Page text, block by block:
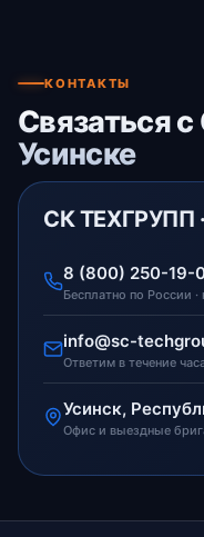
КОНТАКТЫ
Связаться
Усинске
СК ТЕХГРУПП
8 (800) 250-19-
Бесплатно по России ·
info@sc-
Ответим в течение
Усинск,
Офис и выездные